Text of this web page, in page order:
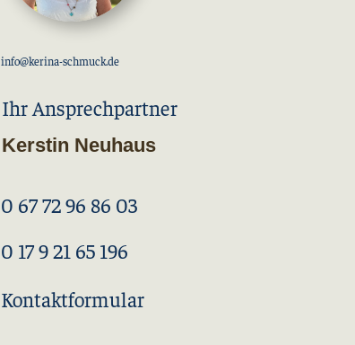
info@kerina-schmuck.de
Ihr Ansprechpartner
Kerstin Neuhaus
0 67 72 96 86 03
0 17 9 21 65 196
Kontaktformular